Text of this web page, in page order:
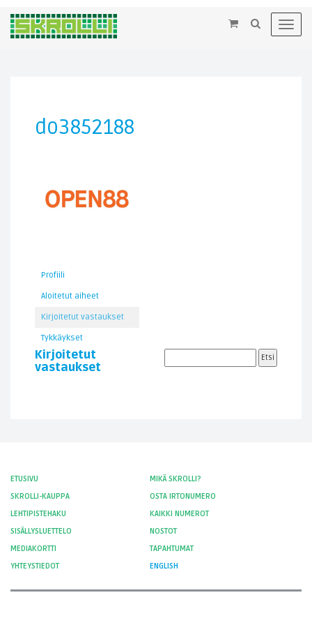
×
do3852188
Profiili
Aloitetut aiheet
Kirjoitetut vastaukset
Tykkäykset
Kirjoitetut
vastaukset
ETUSIVU
MIKÄ SKROLLI?
SKROLLI-KAUPPA
OSTA IRTONUMERO
LEHTIPISTEHAKU
KAIKKI NUMEROT
SISÄLLYSLUETTELO
NOSTOT
MEDIAKORTTI
TAPAHTUMAT
YHTEYSTIEDOT
ENGLISH